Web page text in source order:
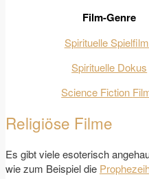
Film-Genre
Spirituelle
Spirituelle Dokus
Science Fiction
Religiöse Filme
Es gibt viele esoterisch
wie zum Beispiel die